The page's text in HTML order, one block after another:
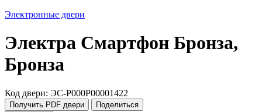
Электронные двери
Электра Смартфон Бронза,
Бронза
Код двери: ЭС-P000P00001422
Получить PDF двери Поделиться